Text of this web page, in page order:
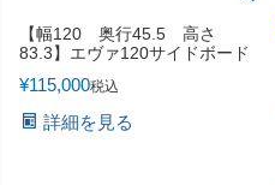
【幅120 奥行45.5 高さ
83.3】エヴァ120サイドボード
¥115,000税込
詳細を見る